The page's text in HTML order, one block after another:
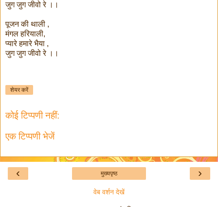
जुग जुग जीवो रे ।।
पूजन की थाली ,
मंगल हरियाली,
प्यारे हमारे भैया ,
जुग जुग जीवो रे ।।
शेयर करें
कोई टिप्पणी नहीं:
एक टिप्पणी भेजें
‹ ›
मुख्यपृष्ठ
वेब वर्शन देखें